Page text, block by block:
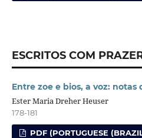
ESCRITOS COM
Entre zoe e bios, a voz:
Ester Maria Dreher Heuser
178-181
PDF (PORTUGUESE